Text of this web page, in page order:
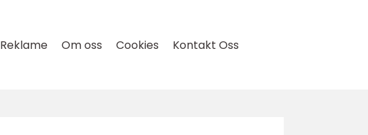
Reklame Om oss Cookies Kontakt Oss